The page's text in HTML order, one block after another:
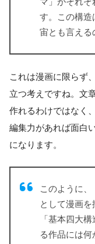
す。この構造
宙とも言える
これは漫画に限らず
立つ考えですね。文
作れるわけではなく
編集力があれば面白
になります。
このように
として漫画を
「基本四大
る作品には